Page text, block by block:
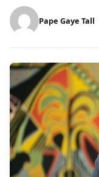
Pape Gaye Tall